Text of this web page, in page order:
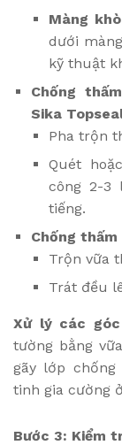
Màng
dưới
kỹ thuật
Chống
Sika
Pha trộn
Quét
công 2-3
tiếng.
Chống
Trộn vữa
Trát đều
Xử lý các
tường bằng
gãy lớp
tinh gia cường
Bước 3: Kiểm